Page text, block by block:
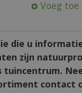
Voeg toe
die u
zijn
contact